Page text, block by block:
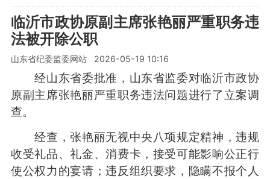
临沂市政协原副主席张艳丽严重职务违
法被开除公职
山东省纪委监委网站 2026-05-19 10:16
经山东省委批准，山东省监委对临沂市政协
原副主席张艳丽严重职务违法问题进行了立案调
查。
经查，张艳丽无视中央八项规定精神，违规
收受礼品、礼金、消费卡，接受可能影响公正行
使公权力的宴请；违反组织要求，隐瞒不报个人